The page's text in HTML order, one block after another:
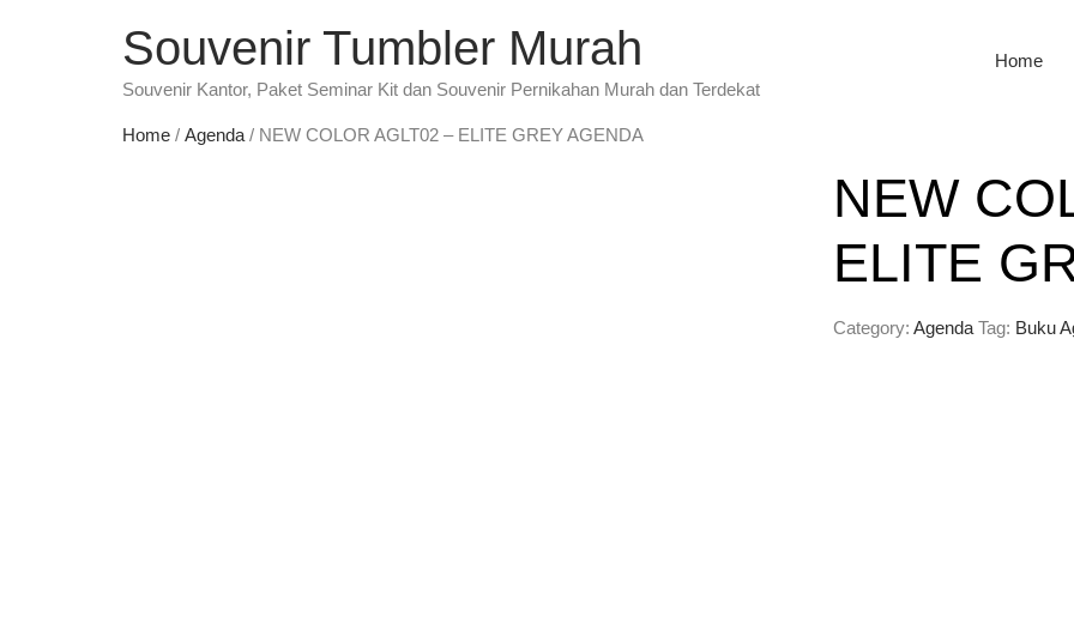
Souvenir Tumbler Murah
Souvenir Kantor, Paket Seminar Kit dan Souvenir Pernikahan Murah dan Terdekat
Home
Home / Agenda / NEW COLOR AGLT02 – ELITE GREY AGENDA
NEW
ELITE
Category: Agenda Tag: Buku